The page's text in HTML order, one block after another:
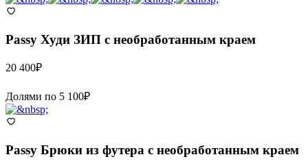
Passy Худи ЗИП с необработанным краем
20 400₽
Долями по 5 100₽
Passy Брюки из футера с необработанным краем